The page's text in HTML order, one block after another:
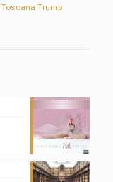
Toscana Trump